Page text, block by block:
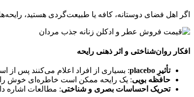
اگر اهل فضای دوستانه، کافه یا طبیعت‌گردی هستید،
افکار روان‌شناختی و اثر ذهنی رایحه
تأثیرِ placebo
: بسیاری از افراد اعلام می‌کنند پس
حافظه بویی: یک رایحه ممکن است خاطره‌ای خوش را
تحریک احساسات بصری و شناختی: مطالعات اشاره